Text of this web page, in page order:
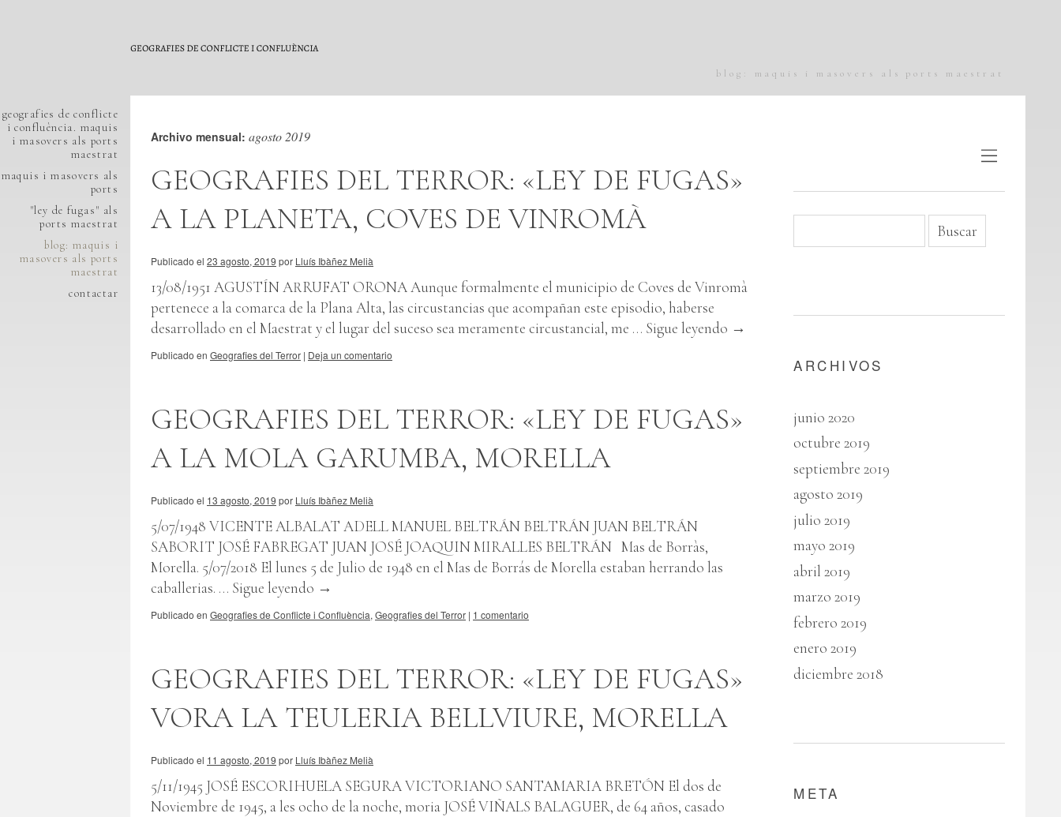
geografies de conflicte
i confluència. maquis
i masovers als ports
maestrat
maquis i masovers als
ports
"ley de fugas" als
ports maestrat
blog: maquis i
masovers als ports
maestrat
contactar
blog: maquis i masovers als ports maestrat
Archivo mensual: agosto 2019
GEOGRAFIES DEL TERROR: «LEY DE FUGAS»
A LA PLANETA, COVES DE VINROMÀ
Publicado el 23 agosto, 2019 por Lluís Ibàñez Melià
13/08/1951 AGUSTÍN ARRUFAT ORONA Aunque formalmente el municipio de Coves de Vinromà
pertenece a la comarca de la Plana Alta, las circustancias que acompañan este episodio, haberse
desarrollado en el Maestrat y el lugar del suceso sea meramente circustancial, me … Sigue leyendo →
Publicado en Geografies del Terror | Deja un comentario
GEOGRAFIES DEL TERROR: «LEY DE FUGAS»
A LA MOLA GARUMBA, MORELLA
Publicado el 13 agosto, 2019 por Lluís Ibàñez Melià
5/07/1948 VICENTE ALBALAT ADELL MANUEL BELTRÁN BELTRÁN JUAN BELTRÁN
SABORIT JOSÉ FABREGAT JUAN JOSÉ JOAQUIN MIRALLES BELTRÁN Mas de Borràs,
Morella. 5/07/2018 El lunes 5 de Julio de 1948 en el Mas de Borrás de Morella estaban herrando las
caballerias. … Sigue leyendo →
Publicado en Geografies de Conflicte i Confluència, Geografies del Terror | 1 comentario
GEOGRAFIES DEL TERROR: «LEY DE FUGAS»
VORA LA TEULERIA BELLVIURE, MORELLA
Publicado el 11 agosto, 2019 por Lluís Ibàñez Melià
5/11/1945 JOSÉ ESCORIHUELA SEGURA VICTORIANO SANTAMARIA BRETÓN El dos de
Noviembre de 1945, a les ocho de la noche, moria JOSÉ VIÑALS BALAGUER, de 64 años, casado
ARCHIVOS
junio 2020
octubre 2019
septiembre 2019
agosto 2019
julio 2019
mayo 2019
abril 2019
marzo 2019
febrero 2019
enero 2019
diciembre 2018
META